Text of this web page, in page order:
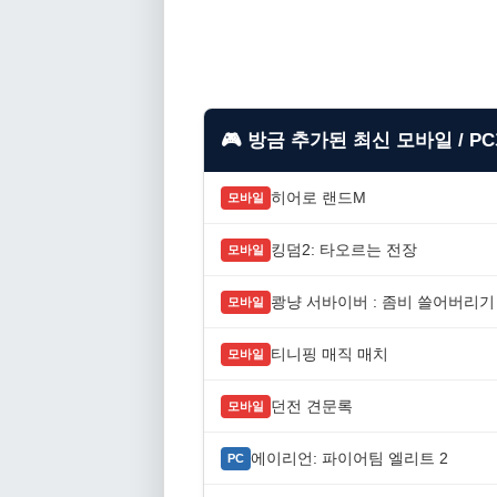
🎮 방금 추가된 최신 모바일 /
모바일 히어로 랜드M
모바일 킹덤2: 타오르는 전장
모바일 쾅냥 서바이버 : 좀비 쓸어버리기
모바일 티니핑 매직 매치
모바일 던전 견문록
PC 에이리언: 파이어팀 엘리트 2